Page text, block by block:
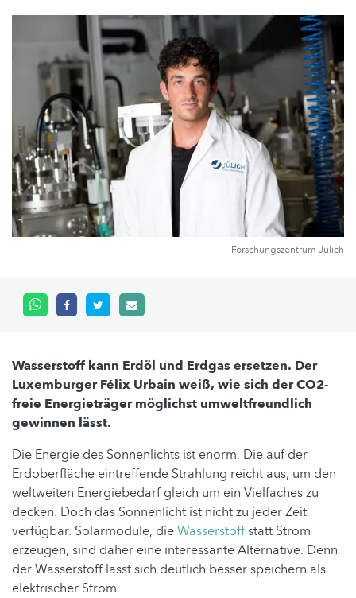
Forschungszentrum Jülich
Wasserstoff kann Erdöl und Erdgas ersetzen. Der
Luxemburger Félix Urbain weiß, wie sich der CO2-
freie Energieträger möglichst umweltfreundlich
gewinnen lässt.
Die Energie des Sonnenlichts ist enorm. Die auf der
Erdoberfläche eintreffende Strahlung reicht aus, um den
weltweiten Energiebedarf gleich um ein Vielfaches zu
decken. Doch das Sonnenlicht ist nicht zu jeder Zeit
verfügbar. Solarmodule, dieWasserstoffstatt Strom
erzeugen, sind daher eine interessante Alternative. Denn
der Wasserstoff lässt sich deutlich besser speichern als
elektrischer Strom.